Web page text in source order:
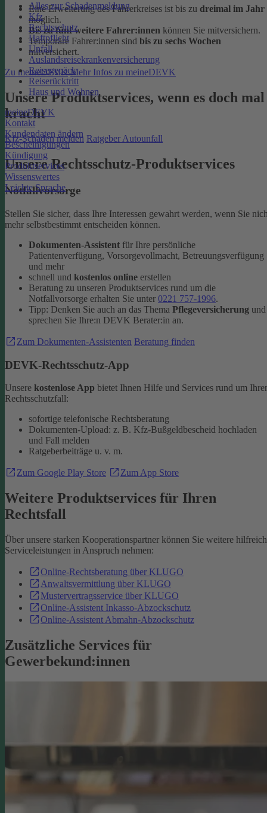
Alles zur Schadenmeldung
Kfz
Rechtsschutz
Haftpflicht
Unfall
Auslandsreisekrankenversicherung
Reisegepäck
Reiserücktritt
Haus und Wohnen
meineDEVK
Kontakt
Kundendaten ändern
Bescheinigungen
Kündigung
Produktservices
Wissenswertes
Leichte Sprache
Eine Erweiterung des Fahrerkreises ist bis zu dreimal im Jahr
möglich.
Bis zu fünf weitere Fahrer:innen können Sie mitversichern.
Temporäre Fahrer:innen sind bis zu sechs Wochen
mitversichert.
Zu meineDEVK Mehr Infos zu meineDEVK
Unsere Produktservices, wenn es doch mal
kracht
Kfz-Schaden melden Ratgeber Autounfall
Unsere Rechtsschutz-Produktservices
Notfallvorsorge
Stellen Sie sicher, dass Ihre Interessen gewahrt werden, wenn Sie
mehr selbstbestimmt entscheiden können.
Dokumenten-Assistent für Ihre persönliche
Patientenverfügung, Vorsorgevollmacht, Betreuungsverfügung
und mehr
schnell und kostenlos online erstellen
Beratung zu unseren Produktservices rund um die
Notfallvorsorge erhalten Sie unter 0221 757-1996.
Tipp: Denken Sie auch an das Thema Pflegeversicherung und
sprechen Sie Ihre:n DEVK Berater:in an.
Zum Dokumenten-Assistenten Beratung finden
DEVK-Rechtsschutz-App
Unsere kostenlose App bietet Ihnen Hilfe und Services rund um
Rechtsschutzfall:
sofortige telefonische Rechtsberatung
Dokumenten-Upload: z. B. Kfz-Bußgeldbescheid hochladen
und Fall melden
Ratgeberbeiträge u. v. m.
Zum Google Play Store Zum App Store
Weitere Produktservices für Ihren
Rechtsfall
Über unsere starken Kooperationspartner können Sie weitere
Serviceleistungen in Anspruch nehmen:
Online-Rechtsberatung über KLUGO
Anwaltsvermittlung über KLUGO
Mustervertragsservice über KLUGO
Online-Assistent Inkasso-Abzockschutz
Online-Assistent Abmahn-Abzockschutz
Zusätzliche Services für
Gewerbekund:innen